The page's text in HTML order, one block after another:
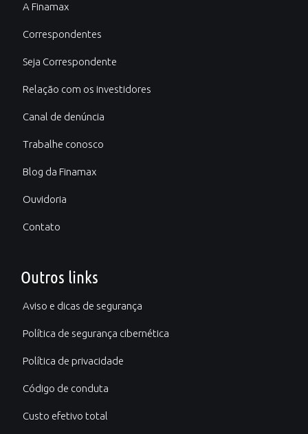
A Finamax
Correspondentes
Seja Correspondente
Relação com os investidores
Canal de denúncia
Trabalhe conosco
Blog da Finamax
Ouvidoria
Contato
Outros links
Aviso e dicas de segurança
Política de segurança cibernética
Política de privacidade
Código de conduta
Custo efetivo total